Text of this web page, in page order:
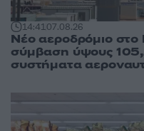
14:4107.08.26
Νέο αεροδρόμιο
σύμβαση ύψους
συστήματα